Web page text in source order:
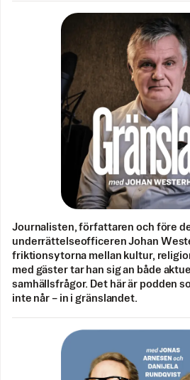
Journalisten, författaren och före
underrättelseofficeren Johan
friktionsytorna mellan kultur,
med gäster tar han sig an både
samhällsfrågor. Det här är podden
inte når – in i gränslandet.